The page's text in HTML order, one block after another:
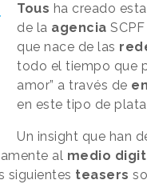
Tous ha creado
de la agencia
que nace de las
todo el tiempo que
amor” a través de
en este tipo de
Un insight que han
al medio
siguientes teasers